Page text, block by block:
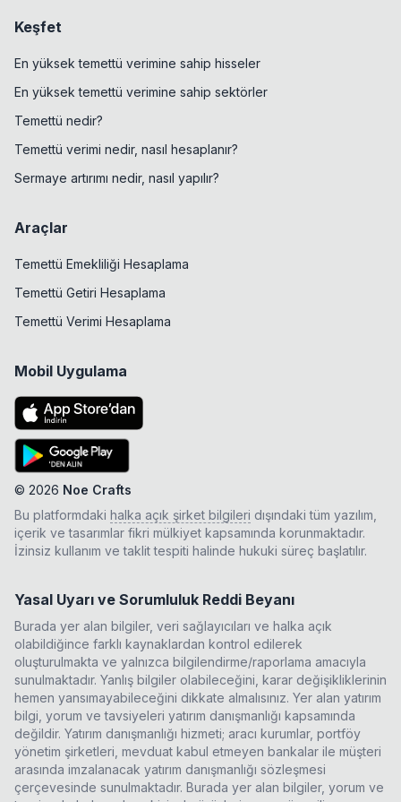
Keşfet
En yüksek temettü verimine sahip hisseler
En yüksek temettü verimine sahip sektörler
Temettü nedir?
Temettü verimi nedir, nasıl hesaplanır?
Sermaye artırımı nedir, nasıl yapılır?
Araçlar
Temettü Emekliliği Hesaplama
Temettü Getiri Hesaplama
Temettü Verimi Hesaplama
Mobil Uygulama
© 2026 Noe Crafts
Bu platformdaki halka açık şirket bilgileri dışındaki tüm yazılım,
içerik ve tasarımlar fikri mülkiyet kapsamında korunmaktadır.
İzinsiz kullanım ve taklit tespiti halinde hukuki süreç başlatılır.
Yasal Uyarı ve Sorumluluk Reddi Beyanı
Burada yer alan bilgiler, veri sağlayıcıları ve halka açık
olabildiğince farklı kaynaklardan kontrol edilerek
oluşturulmakta ve yalnızca bilgilendirme/raporlama amacıyla
sunulmaktadır. Yanlış bilgiler olabileceğini, karar değişikliklerinin
hemen yansımayabileceğini dikkate almalısınız. Yer alan yatırım
bilgi, yorum ve tavsiyeleri yatırım danışmanlığı kapsamında
değildir. Yatırım danışmanlığı hizmeti; aracı kurumlar, portföy
yönetim şirketleri, mevduat kabul etmeyen bankalar ile müşteri
arasında imzalanacak yatırım danışmanlığı sözleşmesi
çerçevesinde sunulmaktadır. Burada yer alan bilgiler, yorum ve